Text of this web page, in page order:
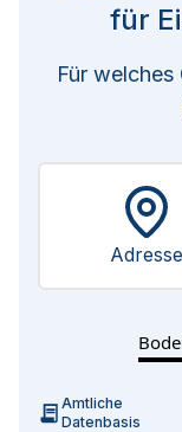
für
Für
Adresse
Amtliche
Datenbasis